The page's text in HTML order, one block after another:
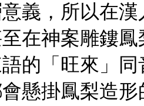
義，所以在
在神案雕鏤
的「旺來」
懸掛鳳梨造